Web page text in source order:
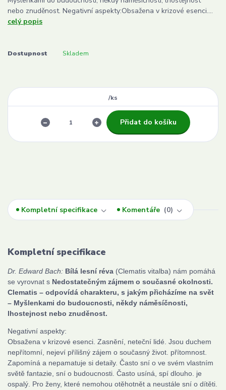
nebo znuděnost. Negativní aspekty:Obsažena v krizové esenci....
celý popis
Dostupnost Skladem
/ks
Přidat do košíku
Kompletní specifikace Komentáře 0
Kompletní specifikace
Dr. Edward Bach: Bílá lesní réva (Clematis vitalba) nám pomáhá
se vyrovnat s Nedostatečným zájmem o současné okolnosti.
Clematis – odpovídá charakteru, s jakým přicházíme na svět
– Myšlenkami do budoucnosti, někdy náměsíčnosti,
lhostejnost nebo znuděnost.
Negativní aspekty:
Obsažena v krizové esenci. Zasnění, neteční lidé. Jsou duchem
nepřítomní, nejeví přílišný zájem o současný život. přítomnost.
Zapomíná a nepamatuje si detaily. Často sní o ve svém vlastním
světě fantazie, sní o budoucnosti. Často usíná, spí dlouho. je
ospalý. Pro ženy, které nemohou otěhotnět a neustále sní o dítěti.